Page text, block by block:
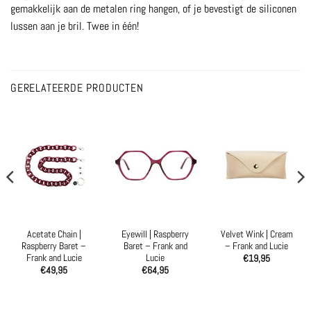
gemakkelijk aan de metalen ring hangen, of je bevestigt de siliconen
lussen aan je bril. Twee in één!
GERELATEERDE PRODUCTEN
Acetate Chain |
Raspberry Baret –
Frank and Lucie
€49,95
Eyewill | Raspberry
Baret – Frank and
Lucie
€64,95
Velvet Wink | Cream
– Frank and Lucie
€19,95